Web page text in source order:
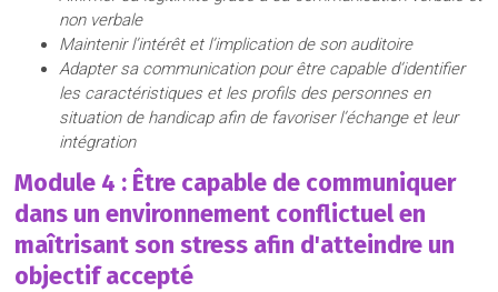
non verbale
Maintenir l’intérêt et l’implication de son auditoire
Adapter sa communication pour être capable d’identifier
les caractéristiques et les profils des personnes en
situation de handicap afin de favoriser l’échange et leur
intégration
Module 4 : Être capable de communiquer
dans un environnement conflictuel en
maîtrisant son stress afin d'atteindre un
objectif accepté